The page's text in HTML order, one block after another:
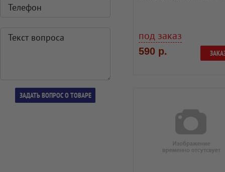
под заказ
590 р.